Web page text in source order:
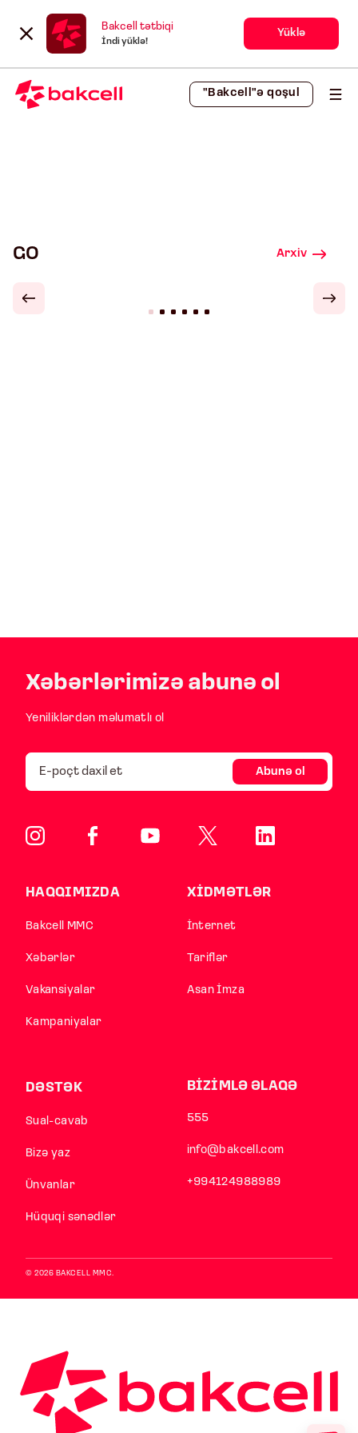
Bakcell tətbiqi
İndi yüklə!
Yüklə
"Bakcell"ə qoşul
GO Arxiv
Xəbərlərimizə abunə ol
Yeniliklərdən məlumatlı ol
Abunə ol
HAQQIMIZDA
Bakcell MMC
Xəbərlər
Vakansiyalar
Kampaniyalar
XİDMƏTLƏR
İnternet
Tariflər
Asan İmza
DƏSTƏK
Sual-cavab
Bizə yaz
Ünvanlar
Hüquqi sənədlər
BİZİMLƏ ƏLAQƏ
555
info@bakcell.com
+994124988989
© 2026 BAKCELL MMC.